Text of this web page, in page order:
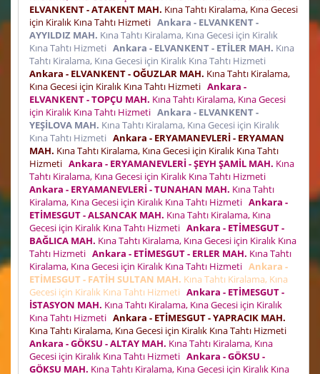
ELVANKENT - ATAKENT MAH. Kına Tahtı Kiralama, Kına Gecesi
için Kiralık Kına Tahtı Hizmeti Ankara - ELVANKENT -
AYYILDIZ MAH. Kına Tahtı Kiralama, Kına Gecesi için Kiralık
Kına Tahtı Hizmeti Ankara - ELVANKENT - ETİLER MAH. Kına
Tahtı Kiralama, Kına Gecesi için Kiralık Kına Tahtı Hizmeti
Ankara - ELVANKENT - OĞUZLAR MAH. Kına Tahtı Kiralama,
Kına Gecesi için Kiralık Kına Tahtı Hizmeti Ankara -
ELVANKENT - TOPÇU MAH. Kına Tahtı Kiralama, Kına Gecesi
için Kiralık Kına Tahtı Hizmeti Ankara - ELVANKENT -
YEŞİLOVA MAH. Kına Tahtı Kiralama, Kına Gecesi için Kiralık
Kına Tahtı Hizmeti Ankara - ERYAMANEVLERİ - ERYAMAN
MAH. Kına Tahtı Kiralama, Kına Gecesi için Kiralık Kına Tahtı
Hizmeti Ankara - ERYAMANEVLERİ - ŞEYH ŞAMİL MAH. Kına
Tahtı Kiralama, Kına Gecesi için Kiralık Kına Tahtı Hizmeti
Ankara - ERYAMANEVLERİ - TUNAHAN MAH. Kına Tahtı
Kiralama, Kına Gecesi için Kiralık Kına Tahtı Hizmeti Ankara -
ETİMESGUT - ALSANCAK MAH. Kına Tahtı Kiralama, Kına
Gecesi için Kiralık Kına Tahtı Hizmeti Ankara - ETİMESGUT -
BAĞLICA MAH. Kına Tahtı Kiralama, Kına Gecesi için Kiralık Kına
Tahtı Hizmeti Ankara - ETİMESGUT - ERLER MAH. Kına Tahtı
Kiralama, Kına Gecesi için Kiralık Kına Tahtı Hizmeti Ankara -
ETİMESGUT - FATİH SULTAN MAH. Kına Tahtı Kiralama, Kına
Gecesi için Kiralık Kına Tahtı Hizmeti Ankara - ETİMESGUT -
İSTASYON MAH. Kına Tahtı Kiralama, Kına Gecesi için Kiralık
Kına Tahtı Hizmeti Ankara - ETİMESGUT - YAPRACIK MAH.
Kına Tahtı Kiralama, Kına Gecesi için Kiralık Kına Tahtı Hizmeti
Ankara - GÖKSU - ALTAY MAH. Kına Tahtı Kiralama, Kına
Gecesi için Kiralık Kına Tahtı Hizmeti Ankara - GÖKSU -
GÖKSU MAH. Kına Tahtı Kiralama, Kına Gecesi için Kiralık Kına